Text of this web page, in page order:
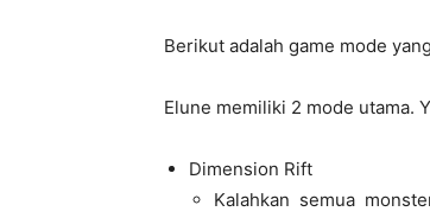
Berikut adalah game mode
Elune memiliki 2 mode utama.
Dimension Rift
Kalahkan semua